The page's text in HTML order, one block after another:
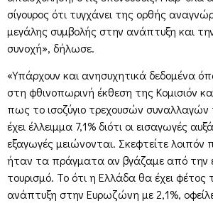
σίγουρος ότι τυγχάνει της ορθής
μεγάλης συμβολής στην ανάπτυξη και
συνοχή», δήλωσε.
«Υπάρχουν και ανησυχητικά δεδομένα
στη φθινοπωρινή έκθεση της Κομισιόν
πως το ισοζύγιο τρεχουσών
έχει έλλειμμα 7,1% διότι οι εισαγωγές
εξαγωγές μειώνονται. Σκεφτείτε λοιπόν
ήταν τα πράγματα αν βγάζαμε από την
τουρισμό. Το ότι η Ελλάδα θα έχει φέτος
ανάπτυξη στην Ευρωζώνη με 2,1%,